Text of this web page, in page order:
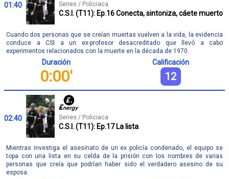
01:40 Series / Policiaca
C.S.I. (T11): Ep.16 Conecta, sintoniza, cáete muerto
Cuando dos personas que se creían muertas vuelven a la vida, la evidencia
conduce a CSI a un ex-profesor desacreditado que llevó a cabo
experimentos relacionados con la muerte en la década de 1970.
Duración
0:00'
Calificación
12
02:40 Series / Policiaca
C.S.I. (T11): Ep.17 La lista
Mientras investiga el asesinato de un ex policía condenado, el equipo se
topa con una lista en su celda de la prisión con los nombres de varias
personas que creía que podrían haber sido el verdadero asesino de su
esposa.